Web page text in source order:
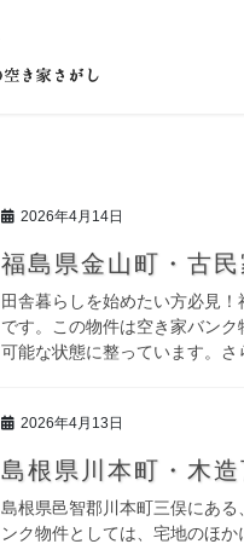
2026年4月14日
福島県金山町・古
田舎暮らしを始めたい方必見
です。この物件は空き家バン
可能な状態に整っています。
2026年4月13日
島根県川本町・木
島根県邑智郡川本町三俣にあ
ンク物件としては、宅地のほ